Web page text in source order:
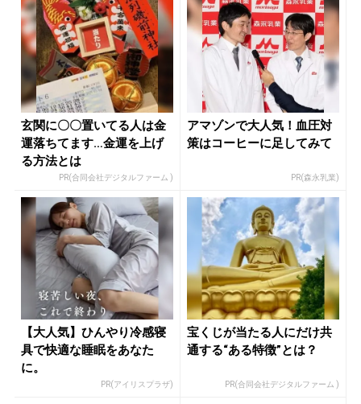
玄関に〇〇置いてる人は金
運落ちてます…金運を上げ
る方法とは
PR(合同会社デジタルファーム )
アマゾンで大人気！血圧対
策はコーヒーに足してみて
PR(森永乳業)
【大人気】ひんやり冷感寝
具で快適な睡眠をあなた
に。
PR(アイリスプラザ)
宝くじが当たる人にだけ共
通する“ある特徴”とは？
PR(合同会社デジタルファーム )